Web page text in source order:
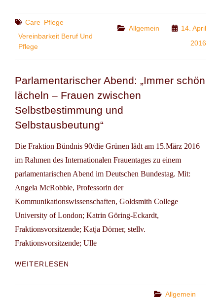
Tags
Care Pflege
Vereinbarkeit Beruf Und
Pflege
Categories
Allgemein
14. April
2016
Parlamentarischer Abend: „Immer schön
lächeln – Frauen zwischen
Selbstbestimmung und
Selbstausbeutung“
Die Fraktion Bündnis 90/die Grünen lädt am 15.März 2016
im Rahmen des Internationalen Frauentages zu einem
parlamentarischen Abend im Deutschen Bundestag. Mit:
Angela McRobbie, Professorin der
Kommunikationswissenschaften, Goldsmith College
University of London; Katrin Göring-Eckardt,
Fraktionsvorsitzende; Katja Dörner, stellv.
Fraktionsvorsitzende; Ulle
WEITERLESEN
Categories
Allgemein